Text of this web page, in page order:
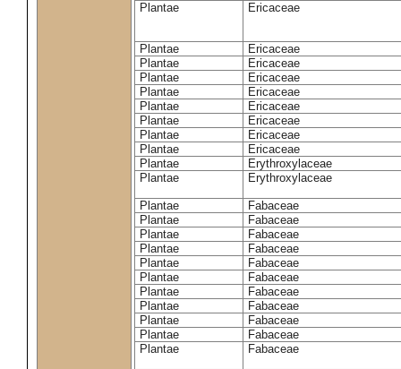
Plantae Ericaceae
Plantae
Ericaceae
Plantae
Ericaceae
Plantae
Ericaceae
Plantae
Ericaceae
Plantae
Ericaceae
Plantae
Ericaceae
Plantae
Ericaceae
Plantae
Ericaceae
Plantae
Erythroxylaceae
Plantae
Erythroxylaceae
Plantae
Fabaceae
Plantae
Fabaceae
Plantae
Fabaceae
Plantae
Fabaceae
Plantae
Fabaceae
Plantae
Fabaceae
Plantae
Fabaceae
Plantae
Fabaceae
Plantae
Fabaceae
Plantae
Fabaceae
Plantae
Fabaceae